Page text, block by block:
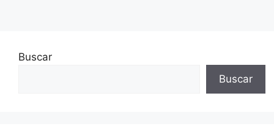
Buscar
Buscar